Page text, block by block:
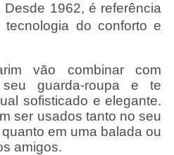
1962, é referência
tecnologia do conforto e
vão combinar com
guarda-roupa e te
sofisticado e elegante.
ser usados tanto no seu
em uma balada ou
amigos.